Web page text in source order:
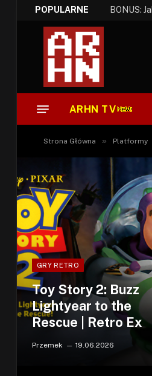
POPULARNE
ARHN TV
Strona Główna » Platformy
GRY RETRO
Toy Story 2: Buzz
Lightyear to the
Rescue | Retro Ex
Przemek 19.06.2026